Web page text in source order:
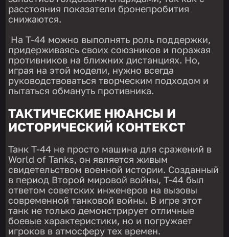
расстояния показатели бронепробития
снижаются.
На Т-44 можно выполнять роль поддержки,
придерживаясь своих союзников и поражая
противников на ближних дистанциях. Но,
играя на этой модели, нужно всегда
руководствоваться творческим подходом и
пытаться обмануть противника.
ТАКТИЧЕСКИЕ НЮАНСЫ И
ИСТОРИЧЕСКИЙ КОНТЕКСТ
Танк Т-44 не просто машина для сражений в
World of Tanks, он является живым
свидетельством военной истории. Созданный
в период Второй мировой войны, Т-44 был
ответом советских инженеров на вызовы
современной танковой войны. В игре этот
танк не только демонстрирует отличные
боевые характеристики, но и погружает
игроков в атмосферу тех времен.